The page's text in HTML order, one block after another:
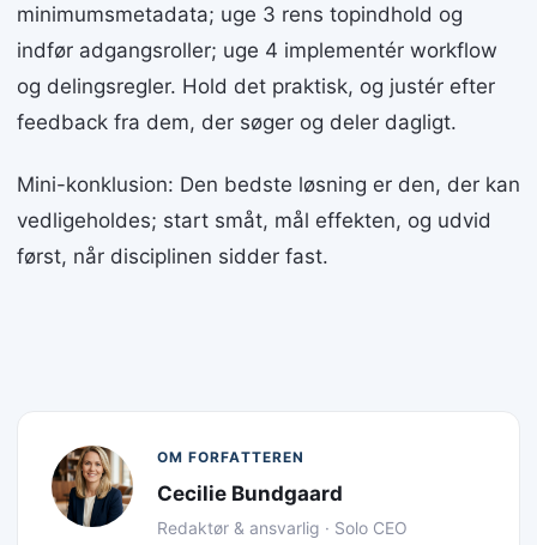
minimumsmetadata; uge 3 rens topindhold og
indfør adgangsroller; uge 4 implementér workflow
og delingsregler. Hold det praktisk, og justér efter
feedback fra dem, der søger og deler dagligt.
Mini-konklusion: Den bedste løsning er den, der kan
vedligeholdes; start småt, mål effekten, og udvid
først, når disciplinen sidder fast.
OM FORFATTEREN
Cecilie Bundgaard
Redaktør & ansvarlig · Solo CEO